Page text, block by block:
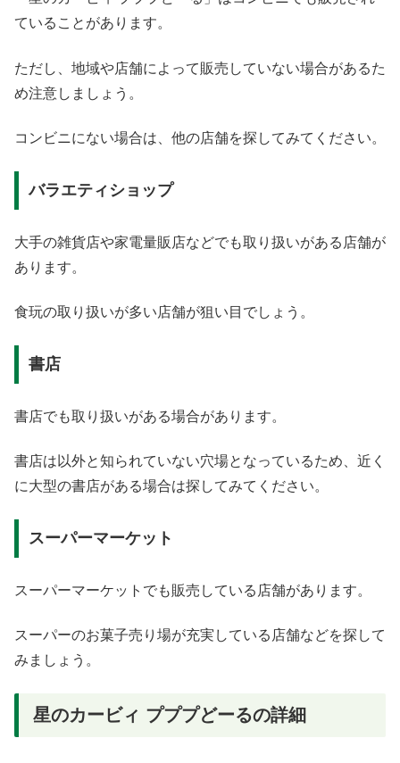
ていることがあります。
ただし、地域や店舗によって販売していない場合があるた
め注意しましょう。
コンビニにない場合は、他の店舗を探してみてください。
バラエティショップ
大手の雑貨店や家電量販店などでも取り扱いがある店舗が
あります。
食玩の取り扱いが多い店舗が狙い目でしょう。
書店
書店でも取り扱いがある場合があります。
書店は以外と知られていない穴場となっているため、近く
に大型の書店がある場合は探してみてください。
スーパーマーケット
スーパーマーケットでも販売している店舗があります。
スーパーのお菓子売り場が充実している店舗などを探して
みましょう。
星のカービィ プププどーるの詳細